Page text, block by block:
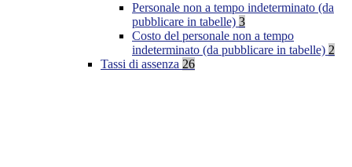
Personale non a tempo indeterminato (da
pubblicare in tabelle) 3
Costo del personale non a tempo
indeterminato (da pubblicare in tabelle) 2
Tassi di assenza 26